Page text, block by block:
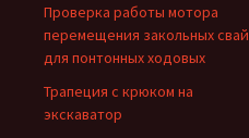
Проверка работы мотора
перемещения закольных свай
для понтонных ходовых
Трапеция с крюком на
экскаватор